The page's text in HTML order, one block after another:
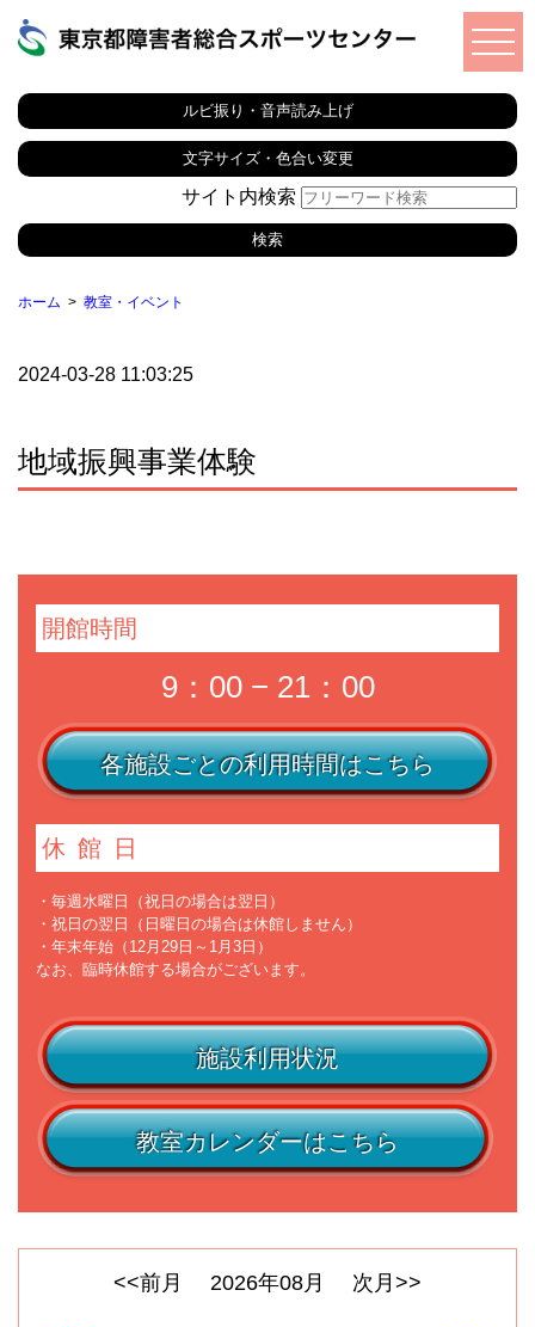
ルビ振り・音声読み上げ
文字サイズ・色合い変更
サイト内検索
ホーム 教室・イベント
2024-03-28 11:03:25
地域振興事業体験
開館時間
9：00 − 21：00
各施設ごとの利用時間はこちら
休館日
・毎週水曜日（祝日の場合は翌日）
・祝日の翌日（日曜日の場合は休館しません）
・年末年始（12月29日～1月3日）
なお、臨時休館する場合がございます。
施設利用状況
教室カレンダーはこちら
<<前月 2026年08月 次月>>